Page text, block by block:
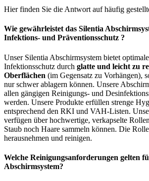
Hier finden Sie die Antwort auf häufig
Wie gewährleistet das Silentia
Infektions- und Präventionsschutz ?
Unser Silentia Abschirmsystem bietet
Infektionsschutz durch glatte und leicht zu
Oberflächen (im Gegensatz zu Vorhängen),
nur schwer ablagern können. Unsere
allen gängigen Reinigungs- und
werden. Unsere Produkte erfüllen strenge
entsprechend den RKI und VAH-Listen.
verfügen über hochwertige, verkapselte
Staub noch Haare sammeln können. Die
herausnehmen und reinigen.
Welche Reinigungsanforderungen gelten
Abschirmsystem?